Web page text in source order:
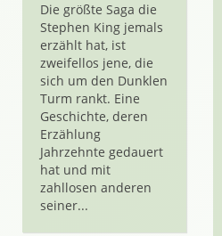
Die größte Saga die
Stephen King jemals
erzählt hat, ist
zweifellos jene, die
sich um den Dunklen
Turm rankt. Eine
Geschichte, deren
Erzählung
Jahrzehnte gedauert
hat und mit
zahllosen anderen
seiner...